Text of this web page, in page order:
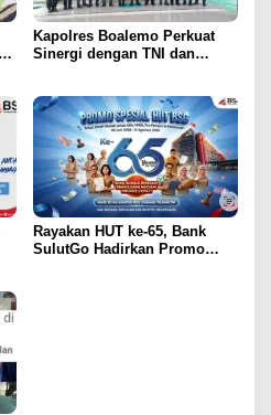
Kapolres Boalemo Perkuat
Sinergi dengan TNI dan
Rayakan HUT ke-65, Bank
SulutGo Hadirkan Promo